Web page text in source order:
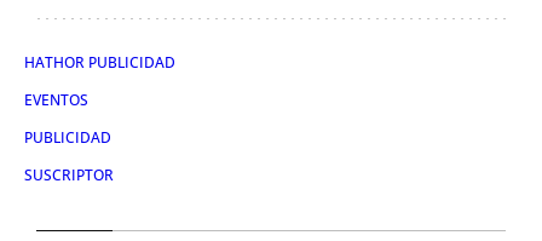
HATHOR PUBLICIDAD
EVENTOS
PUBLICIDAD
SUSCRIPTOR